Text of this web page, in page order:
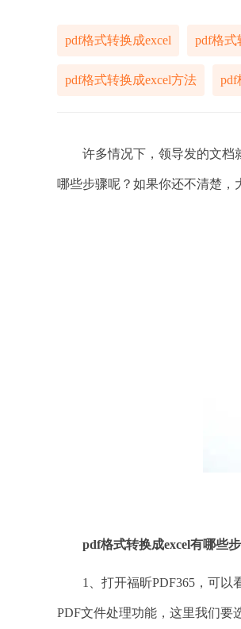
pdf格式转换成excel pdf格式
pdf格式转换成excel方法 pdf
许多情况下，领导发的文档就
哪些步骤呢？如果你还不清楚，
pdf格式转换成excel有哪些
1、打开福昕PDF365，可以看
PDF文件处理功能，这里我们要